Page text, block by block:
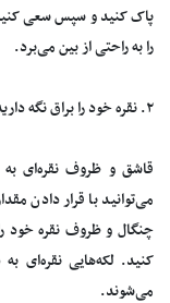
پاک کنید و سپس سعی
را به راحتی از بین می‌برد.
۲. نقره خود را براق نگه دارید و از سیاه شدن جواهرات خود جلوگیری کنید.
قاشق و ظروف نقره‌ای
می‌توانید با قرار دادن
چنگال و ظروف نقره خود
کنید. لکه‌هایی نقره‌ای
می‌شوند.